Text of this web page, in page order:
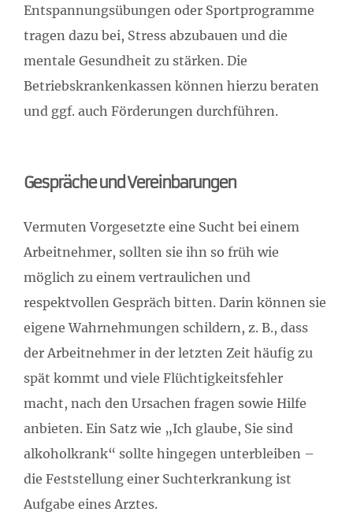
Entspannungsübungen oder Sportprogramme
tragen dazu bei, Stress abzubauen und die
mentale Gesundheit zu stärken. Die
Betriebskrankenkassen können hierzu beraten
und ggf. auch Förderungen durchführen.
Gespräche und Vereinbarungen
Vermuten Vorgesetzte eine Sucht bei einem
Arbeitnehmer, sollten sie ihn so früh wie
möglich zu einem vertraulichen und
respektvollen Gespräch bitten. Darin können sie
eigene Wahrnehmungen schildern, z. B., dass
der Arbeitnehmer in der letzten Zeit häufig zu
spät kommt und viele Flüchtigkeitsfehler
macht, nach den Ursachen fragen sowie Hilfe
anbieten. Ein Satz wie „Ich glaube, Sie sind
alkoholkrank“ sollte hingegen unterbleiben –
die Feststellung einer Suchterkrankung ist
Aufgabe eines Arztes.